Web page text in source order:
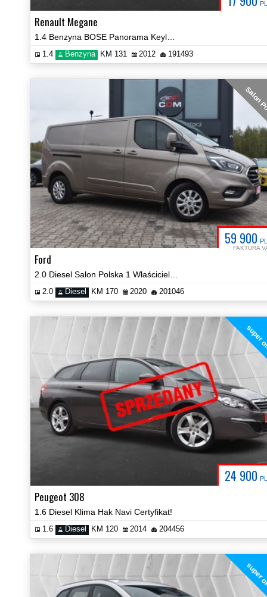
Renault Megane
1.4 Benzyna KM 131 2012 191493
59 900
FAKTURA
Ford
2.0 Diesel KM 170 2020 201046
24 900
Peugeot 308
1.6 Diesel Klima Hak Navi Certyfikat!
1.6 Diesel KM 120 2014 204456